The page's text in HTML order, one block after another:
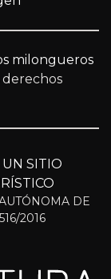
milongueros
derechos
SITIO
DE
2016